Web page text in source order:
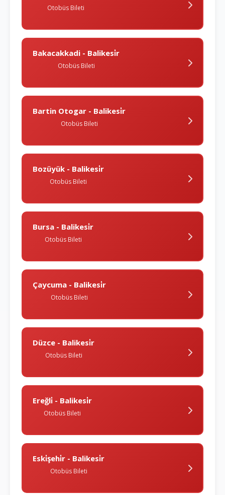
Otobüs Bileti
Bakacakkadi - Balikesi̇r
Otobüs Bileti
Bartin Otogar - Balikesi̇r
Otobüs Bileti
Bozüyük - Balikesi̇r
Otobüs Bileti
Bursa - Balikesi̇r
Otobüs Bileti
Çaycuma - Balikesi̇r
Otobüs Bileti
Düzce - Balikesi̇r
Otobüs Bileti
Ereğli̇ - Balikesi̇r
Otobüs Bileti
Eski̇şehi̇r - Balikesi̇r
Otobüs Bileti